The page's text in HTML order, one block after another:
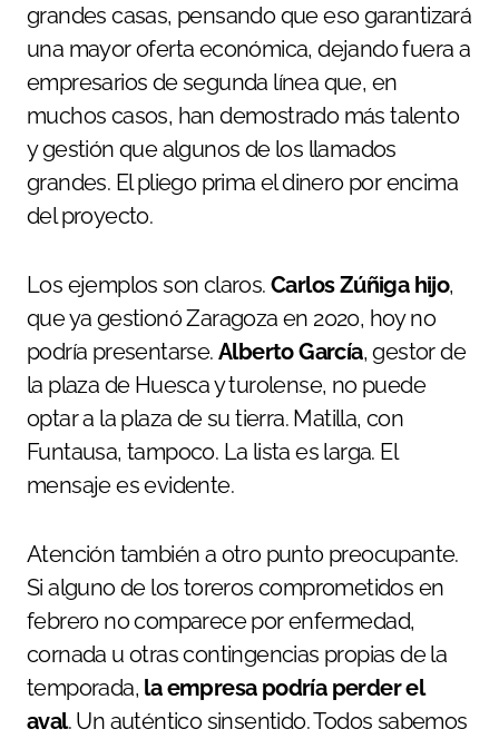
grandes casas, pensando que eso garantizará
una mayor oferta económica, dejando fuera a
empresarios de segunda línea que, en
muchos casos, han demostrado más talento
y gestión que algunos de los llamados
grandes. El pliego prima el dinero por encima
del proyecto.
Los ejemplos son claros. Carlos Zúñiga hijo,
que ya gestionó Zaragoza en 2020, hoy no
podría presentarse. Alberto García, gestor de
la plaza de Huesca y turolense, no puede
optar a la plaza de su tierra. Matilla, con
Funtausa, tampoco. La lista es larga. El
mensaje es evidente.
Atención también a otro punto preocupante.
Si alguno de los toreros comprometidos en
febrero no comparece por enfermedad,
cornada u otras contingencias propias de la
temporada, la empresa podría perder el
aval. Un auténtico sinsentido. Todos sabemos